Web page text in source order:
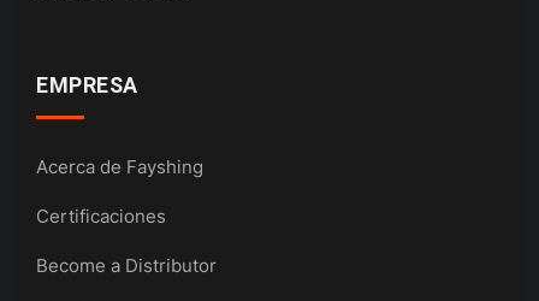
EMPRESA
Acerca de Fayshing
Certificaciones
Become a Distributor